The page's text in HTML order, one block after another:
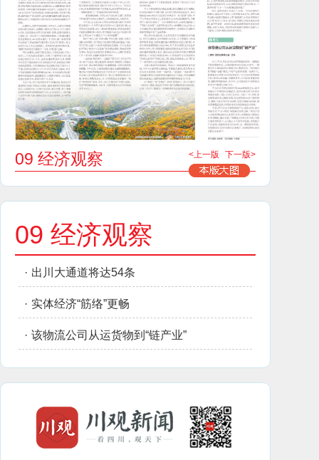
09 经济观察 <上一版 下一版>
09 经济观察
· 出川大通道将达54条
· 实体经济“筋络”更畅
· 该物流公司从运货物到“链产业”